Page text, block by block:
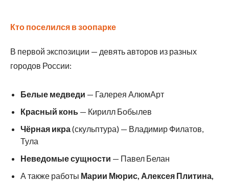
Кто поселился в зоопарке
В первой экспозиции — девять авторов из разных
городов России:
Белые медведи — Галерея АлюмАрт
Красный конь — Кирилл Бобылев
Чёрная икра(скульптура) — Владимир Филатов,
Тула
Неведомые сущности — Павел Белан
А также работы Марии Мюрис, Алексея Плитина,